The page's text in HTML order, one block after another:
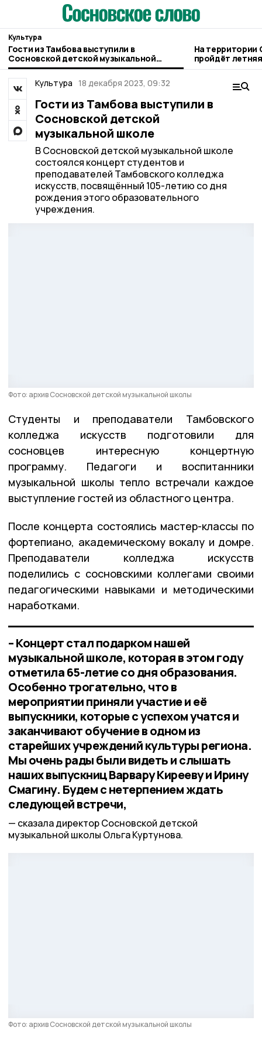
Культура
Гости из Тамбова выступили в
Сосновской детской музыкальной
школе
На территории
пройдёт
Культура 18 декабря 2023, 09:32
Гости из Тамбова выступили в
Сосновской детской
музыкальной школе
В Сосновской детской музыкальной школе
состоялся концерт студентов и
преподавателей Тамбовского колледжа
искусств, посвящённый 105-летию со дня
рождения этого образовательного
учреждения.
Фото: архив Сосновской детской музыкальной школы
Студенты и преподаватели Тамбовского
колледжа искусств подготовили для
сосновцев интересную концертную
программу. Педагоги и воспитанники
музыкальной школы тепло встречали каждое
выступление гостей из областного центра.
После концерта состоялись мастер-классы по
фортепиано, академическому вокалу и домре.
Преподаватели колледжа искусств
поделились с сосновскими коллегами своими
педагогическими навыками и методическими
наработками.
– Концерт стал подарком нашей
музыкальной школе, которая в этом году
отметила 65-летие со дня образования.
Особенно трогательно, что в
мероприятии приняли участие и её
выпускники, которые с успехом учатся и
заканчивают обучение в одном из
старейших учреждений культуры региона.
Мы очень рады были видеть и слышать
наших выпускниц Варвару Кирееву и Ирину
Смагину. Будем с нетерпением ждать
следующей встречи,
сказала директор Сосновской детской
музыкальной школы Ольга Куртунова.
Фото: архив Сосновской детской музыкальной школы